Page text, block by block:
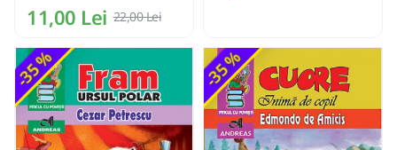
11,00 Lei 22,00 Lei
-35 % -35 %